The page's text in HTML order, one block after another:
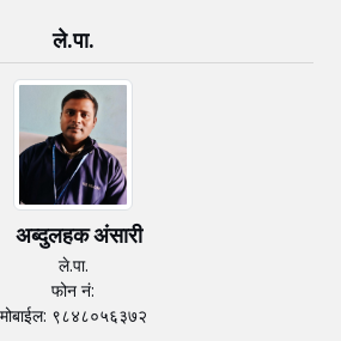
ले.पा.
अब्दुलहक अंसारी
ले.पा.
फोन नं:
मोबाईल: ९८४८०५६३७२